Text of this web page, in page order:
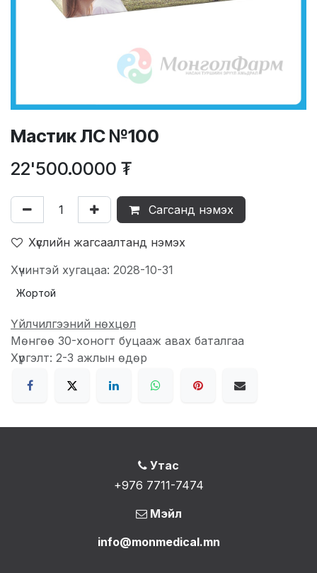
Мастик ЛС №100
22'500.0000 ₮
Сагсанд нэмэх
Хүслийн жагсаалтанд нэмэх
Хүчинтэй хугацаа: 2028-10-31
Жортой
Үйлчилгээний нөхцөл
Мөнгөө 30-хоногт буцааж авах баталгаа
Хүргэлт: 2-3 ажлын өдөр
Утас
+976 7711-7474
Мэйл
info@monmedical.mn